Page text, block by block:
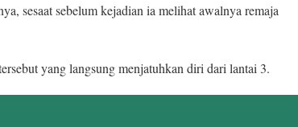
sesaat sebelum kejadian ia melihat awalnya remaja
yang langsung menjatuhkan diri dari lantai 3.